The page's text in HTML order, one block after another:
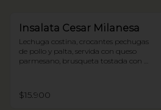
Insalata Cesar Milanesa
Lechuga costina, crocantes pechugas
de pollo y palta, servida con queso
parmesano, brusqueta tostada con
$15.900